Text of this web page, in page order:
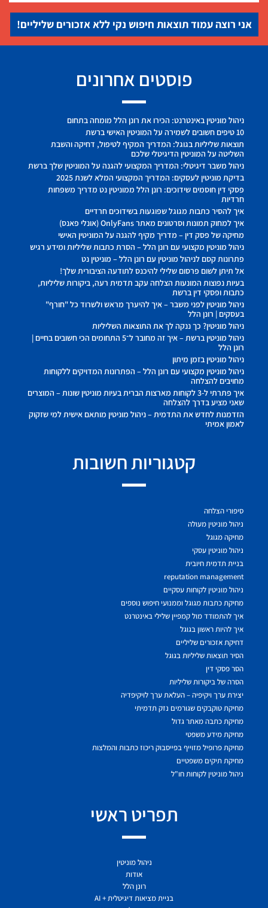
אני רוצה עמוד תוצאות חיפוש נקי ללא אזכורים שליליים!
פוסטים אחרונים
ניהול מוניטין באינטרנט: הכירו את רונן הלל מומחה בתחום
10 טיפים חשובים לשמירה על המוניטין האישי ברשת
תוצאות שליליות בגוגל: המדריך המקיף לטיפול, דחיקה והשבת
השליטה על המוניטין הדיגיטלי שלכם
ניהול משבר דיגיטלי: המדריך המקצועי להגנה על המוניטין שלך ברשת
בדיקת מוניטין לעסקים: המדריך המקצועי המלא לשנת 2025
פסקי דין חוסמים שידוכים: רונן הלל ממוניטין נט מדריך משפחות
חרדיות
איך להסיר כתבות מגוגל שפוגעות בשידוכים חרדיים
איך למחוק תמונות וסרטונים מאתר OnlyFans (אונלי פאנס)
מחיקה של פסק דין – מדריך מקיף להגנה על המוניטין האישי
ניהול מוניטין מקצועי עם רונן הלל – הסרת כתבות שליליות ומידע רגיש
פתרונות קסם לניהול מוניטין עם רונן הלל – מוניטין נט
אל תיתן לשום פרסום שלילי להיכנס לתודעה הציבורית שלך!
בעיות נפוצות המונעות הצלחה עקב תדמית רעה, ביקורות שליליות,
כתבות ופסקי דין ברשת
ניהול מוניטין לפני משבר – איך להיערך מראש ולשרוד כל "חורף"
בעסקים | רונן הלל
ניהול מוניטין? כך ננקה לך את התוצאות השליליות
ניהול מוניטין ברשת – איך זה מחובר ל־5 התחומים הכי חשובים בחיים |
רונן הלל
ניהול מוניטין בזמן מיתון
ניהול מוניטין מקצועי עם רונן הלל – הפתרונות המדויקים ללקוחות
מחויבים להצלחה
איך פתרתי ל-3 לקוחות מארצות הברית בעיות מוניטין שונות – המוצרים
שאני מציע בדרך להצלחה
הזדמנות לחדש את התדמית – ניהול מוניטין מותאם אישית למי שזקוק
לאמון אמיתי
קטגוריות חשובות
סיפורי הצלחה
ניהול מוניטין מעולה
מחיקה מגוגל
ניהול מוניטין עסקי
בניית תדמית חיובית
reputation management
ניהול מוניטין לקוחות עסקיים
מחיקת כתבות מגוגל וממנועי חיפוש נוספים
איך להתמודד מול קמפיין שלילי באינטרנט
איך להיות ראשון בגוגל
דחיקת אזכורים שליליים
הסיר תוצאות שליליות בגוגל
הסר פסקי דין
הסרה של ביקורות שליליות
יצירת ערך ויקיפיה – העלאת ערך לויקיפדיה
מחיקת טוקבקים שגורמים נזק תדמיתי
מחיקת כתבה מאתר גדול
מחיקת מידע משפטי
מחיקת פרופיל מזוייף בפייסבוק ריכוז כתבות והמלצות
מחיקת תיקים משפטיים
ניהול מוניטין לקוחות חו"ל
תפריט ראשי
ניהול מוניטין
אודות
רונן הלל
בניית מציאות דיגיטלית + AI